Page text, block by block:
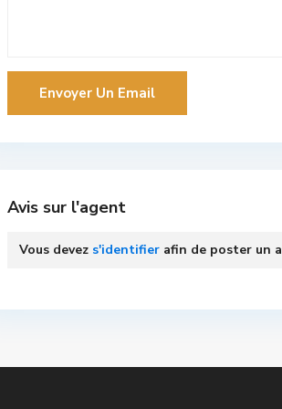
Avis sur l'agent
Vous devez s'identifier afin de poster un